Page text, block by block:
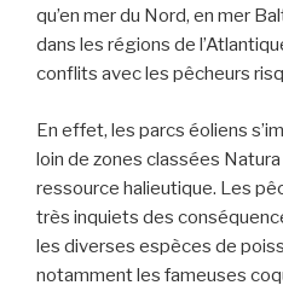
qu’en mer du Nord, en mer
dans les régions de
conflits avec les pêcheurs
En effet, les parcs éoliens
loin de zones classées
ressource halieutique. Les
très inquiets des
les diverses espèces de
notamment les fameuses